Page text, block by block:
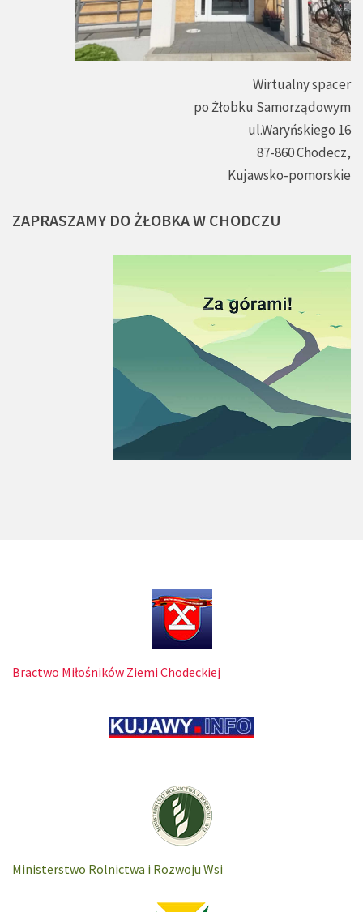
Wirtualny spacer
po Żłobku Samorządowym
ul.Waryńskiego 16
87-860 Chodecz,
Kujawsko-pomorskie
ZAPRASZAMY DO ŻŁOBKAW CHODCZU
Bractwo Miłośników Ziemi Chodeckiej
Ministerstwo Rolnictwa i Rozwoju Wsi